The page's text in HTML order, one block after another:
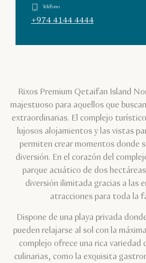
Teléfono
+974 4144 4444
Rixos Premium Qetaifan Island
majestuoso para aquellos que
extraordinarias. El complejo
lujosos alojamientos y las vistas
permiten crear momentos donde
diversión. En el corazón del
parque acuático de dos
diversión ilimitada gracias a las
atracciones para toda la
Dispone de una playa privada
pueden relajarse al sol con la
complejo ofrece una rica variedad
culinarias, como la exquisita